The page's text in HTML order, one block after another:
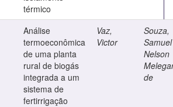
térmico
Análise
termoeconômica
de uma planta
rural de biogás
integrada a um
sistema de
fertirrigação
Vaz,
Victor
Souza,
Samuel
Nelson
de